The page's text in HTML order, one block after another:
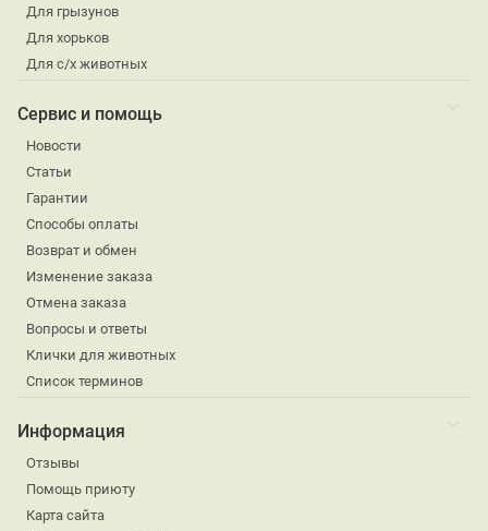
Для грызунов
Для хорьков
Для с/х животных
Сервис и помощь
Новости
Статьи
Гарантии
Способы оплаты
Возврат и обмен
Изменение заказа
Отмена заказа
Вопросы и ответы
Клички для животных
Список терминов
Информация
Отзывы
Помощь приюту
Карта сайта